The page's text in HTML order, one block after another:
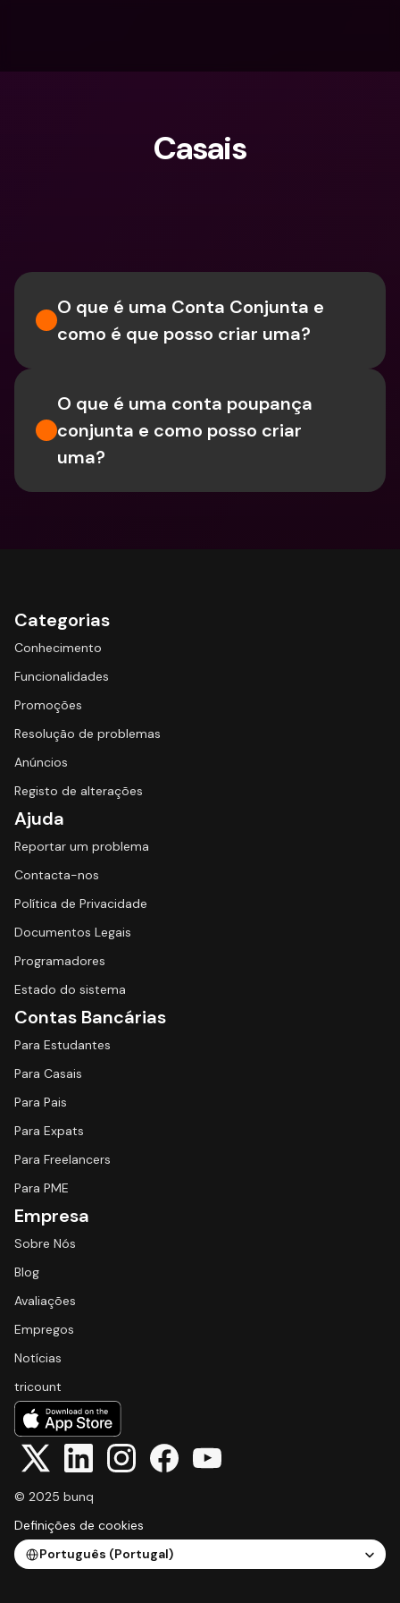
Casais
O que é uma Conta Conjunta e
como é que posso criar uma?
O que é uma conta poupança
conjunta e como posso criar
uma?
Categorias
Conhecimento
Funcionalidades
Promoções
Resolução de problemas
Anúncios
Registo de alterações
Ajuda
Reportar um problema
Contacta-nos
Política de Privacidade
Documentos Legais
Programadores
Estado do sistema
Contas Bancárias
Para Estudantes
Para Casais
Para Pais
Para Expats
Para Freelancers
Para PME
Empresa
Sobre Nós
Blog
Avaliações
Empregos
Notícias
tricount
© 2025 bunq
Definições de cookies
Select Language
Português (Portugal)